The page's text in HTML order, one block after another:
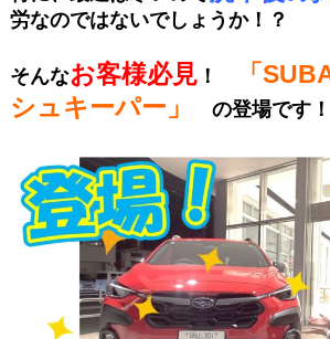
労なのではないでしょうか！？
そんなお客様必見！
「
シュキーパー」
の登場です！